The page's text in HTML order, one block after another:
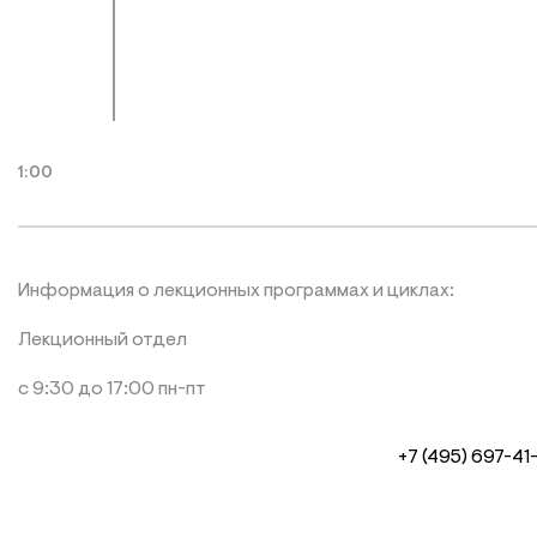
1:00
Информация о лекционных программах и циклах:
Лекционный отдел
с 9:30 до 17:00 пн-пт
+7 (495) 697-